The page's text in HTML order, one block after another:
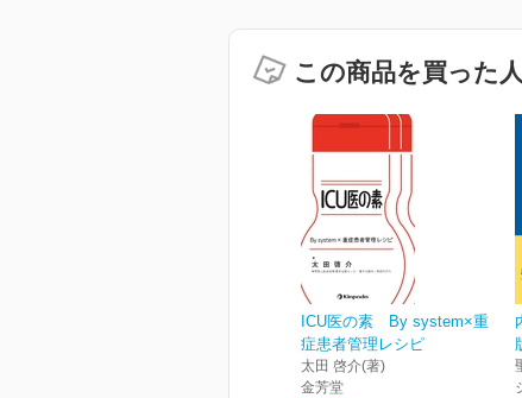
この商品を買った
ICU医の素 By system×重
症患者管理レシピ
太田 啓介(著)
金芳堂